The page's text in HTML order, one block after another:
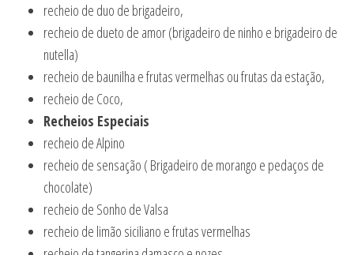
recheio de duo de brigadeiro,
recheio de dueto de amor (brigadeiro de ninho e brigadeiro de
nutella)
recheio de baunilha e frutas vermelhas ou frutas da estação,
recheio de Coco,
Recheios Especiais
recheio de Alpino
recheio de sensação ( Brigadeiro de morango e pedaços de
chocolate)
recheio de Sonho de Valsa
recheio de limão siciliano e frutas vermelhas